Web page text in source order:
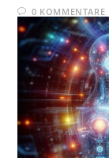
0 KOMMENTARE